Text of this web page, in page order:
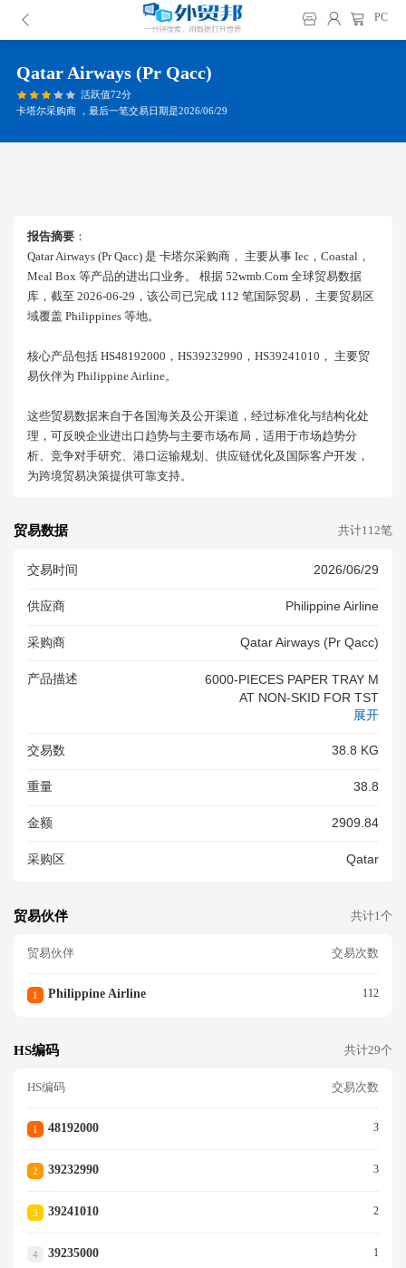
PC
Qatar Airways (pr Qacc)
活跃值72分
卡塔尔采购商 ，最后一笔交易日期是2026/06/29
报告摘要 ：
Qatar Airways (pr Qacc) 是 卡塔尔采购商， 主要从事 Iec，coastal，
Meal Box 等产品的进出口业务。 根据 52wmb.com 全球贸易数据
库，截至 2026-06-29，该公司已完成 112 笔国际贸易， 主要贸易区
域覆盖 Philippines 等地。
核心产品包括 HS48192000，HS39232990，HS39241010， 主要贸
易伙伴为 Philippine Airline。
这些贸易数据来自于各国海关及公开渠道，经过标准化与结构化处
理，可反映企业进出口趋势与主要市场布局，适用于市场趋势分
析、竞争对手研究、港口运输规划、供应链优化及国际客户开发，
为跨境贸易决策提供可靠支持。
贸易数据 共计112笔
交易时间 2026/06/29
供应商 Philippine Airline
采购商 Qatar Airways (pr Qacc)
产品描述
6000-PIECES PAPER TRAY M
AT NON-SKID FOR TST
展开
交易数 38.8 KG
重量 38.8
金额 2909.84
采购区 Qatar
贸易伙伴 共计1个
贸易伙伴 交易次数
1 Philippine Airline 112
HS编码 共计29个
HS编码 交易次数
1 48192000 3
2 39232990 3
3 39241010 2
4 39235000 1